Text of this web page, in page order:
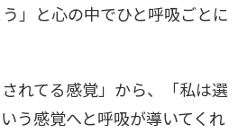
」と心の中でひと呼吸ごとに
れてる感覚」から、「私は選
う感覚へと呼吸が導いてくれ